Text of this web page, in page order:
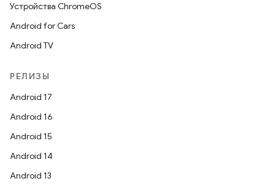
Устройства ChromeOS
Android for Cars
Android TV
РЕЛИЗЫ
Android 17
Android 16
Android 15
Android 14
Android 13